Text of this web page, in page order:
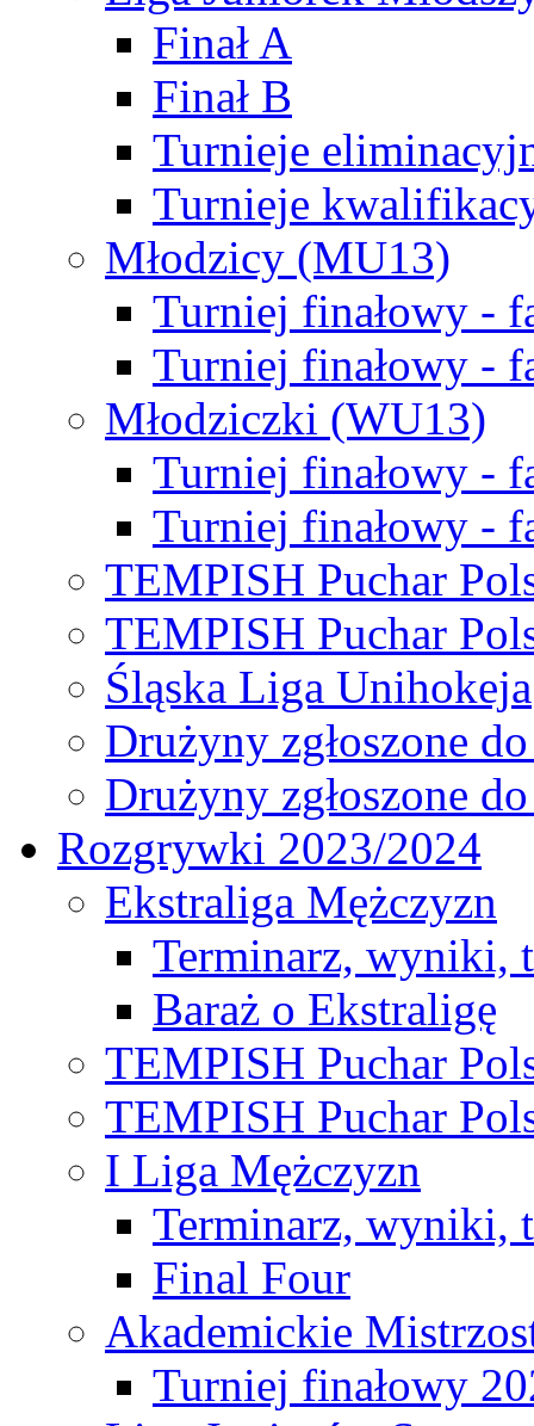
Finał A
Finał B
Turnieje
Turnieje
Młodzicy (MU13)
Turniej finałowy -
Turniej finałowy -
Młodziczki (WU13)
Turniej finałowy -
Turniej finałowy -
TEMPISH Puchar
TEMPISH Puchar
Śląska Liga Unihokeja
Drużyny zgłoszone
Drużyny zgłoszone
Rozgrywki 2023/2024
Ekstraliga Mężczyzn
Terminarz, wyniki,
Baraż o Ekstraligę
TEMPISH Puchar
TEMPISH Puchar
I Liga Mężczyzn
Terminarz, wyniki,
Final Four
Akademickie
Turniej finałowy